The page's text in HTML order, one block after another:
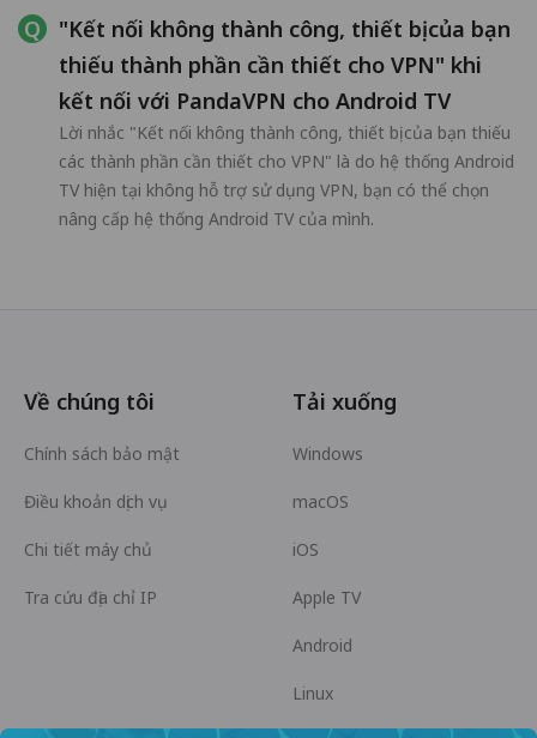
"Kết nối không thành công, thiết bị của bạn
thiếu thành phần cần thiết cho VPN" khi
kết nối với PandaVPN cho Android TV
Lời nhắc "Kết nối không thành công, thiết bị của bạn thiếu
các thành phần cần thiết cho VPN" là do hệ thống Android
TV hiện tại không hỗ trợ sử dụng VPN, bạn có thể chọn
nâng cấp hệ thống Android TV của mình.
Về chúng tôi
Chính sách bảo mật
Điều khoản dịch vụ
Chi tiết máy chủ
Tra cứu địa chỉ IP
Tải xuống
Windows
macOS
iOS
Apple TV
Android
Linux